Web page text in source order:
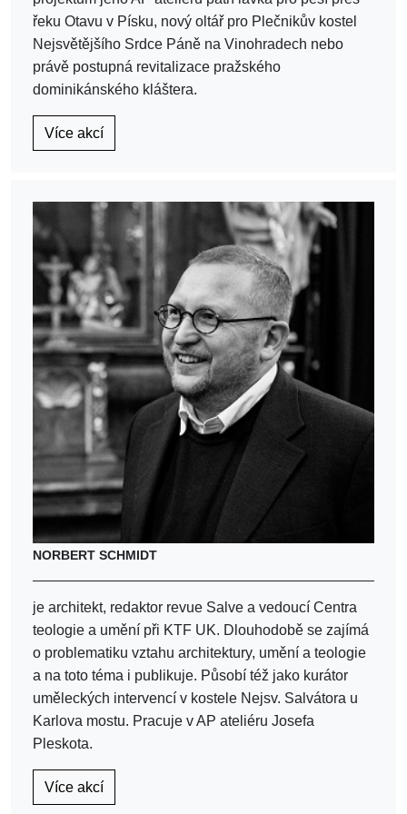
řeku Otavu v Písku, nový oltář pro Plečnikův kostel
Nejsvětějšího Srdce Páně na Vinohradech nebo
právě postupná revitalizace pražského
dominikánského kláštera.
Více akcí
NORBERT SCHMIDT
je architekt, redaktor revue Salve a vedoucí Centra
teologie a umění při KTF UK. Dlouhodobě se zajímá
o problematiku vztahu architektury, umění a teologie
a na toto téma i publikuje. Působí též jako kurátor
uměleckých intervencí v kostele Nejsv. Salvátora u
Karlova mostu. Pracuje v AP ateliéru Josefa
Pleskota.
Více akcí